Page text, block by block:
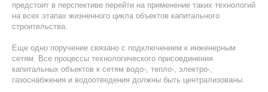
предстоит в перспективе перейти на применение таких технологий
на всех этапах жизненного цикла объектов капитального
строительства.
Еще одно поручение связано с подключением к инженерным
сетям. Все процессы технологического присоединения
капитальных объектов к сетям водо-, тепло-, электро-,
газоснабжения и водоотведения должны быть централизованы.